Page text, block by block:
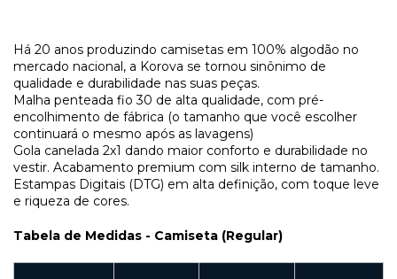
Há 20 anos produzindo camisetas em 100% algodão no
mercado nacional, a Korova se tornou sinônimo de
qualidade e durabilidade nas suas peças.
Malha penteada fio 30 de alta qualidade, com pré-
encolhimento de fábrica (o tamanho que você escolher
continuará o mesmo após as lavagens)
Gola canelada 2x1 dando maior conforto e durabilidade no
vestir. Acabamento premium com silk interno de tamanho.
Estampas Digitais (DTG) em alta definição, com toque leve
e riqueza de cores.
Tabela de Medidas - Camiseta (Regular)